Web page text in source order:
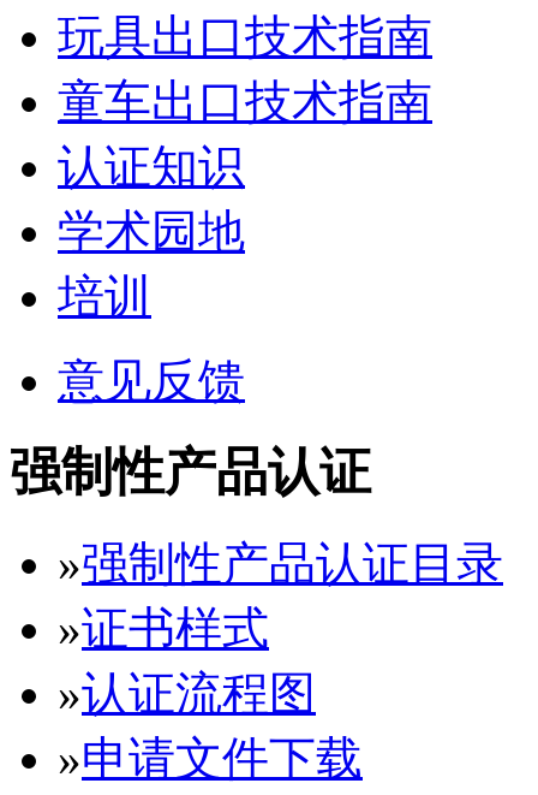
玩具出口技术指南
童车出口技术指南
认证知识
学术园地
培训
意见反馈
强制性产品认证
»强制性产品认证目录
»证书样式
»认证流程图
»申请文件下载